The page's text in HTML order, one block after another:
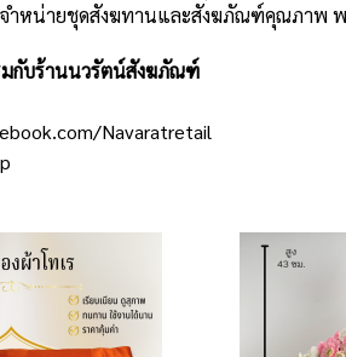
จำหน่ายชุดสังฆทานและสังฆภัณฑ์คุณภาพ
มกับร้านนวรัตน์สังฆภัณฑ์
Navaratretail